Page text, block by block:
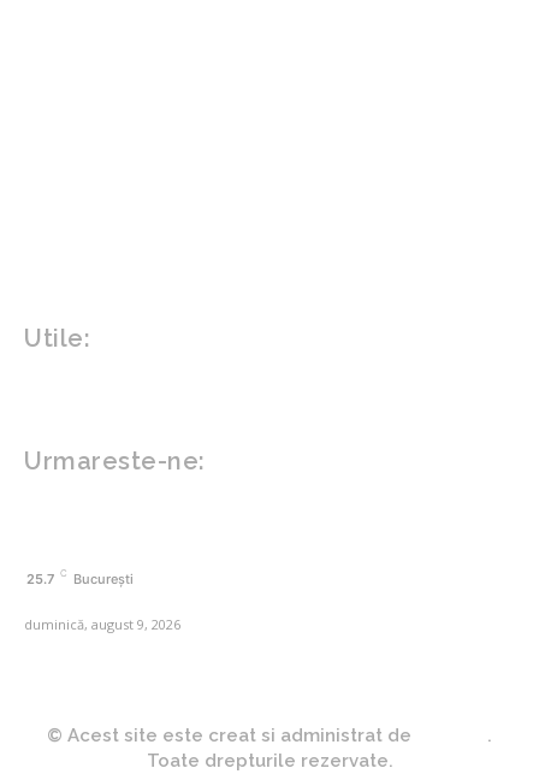
Utile:
Urmareste-ne:
25.7 C București
duminică, august 9, 2026
© Acest site este creat si administrat de
.
Toate drepturile rezervate.